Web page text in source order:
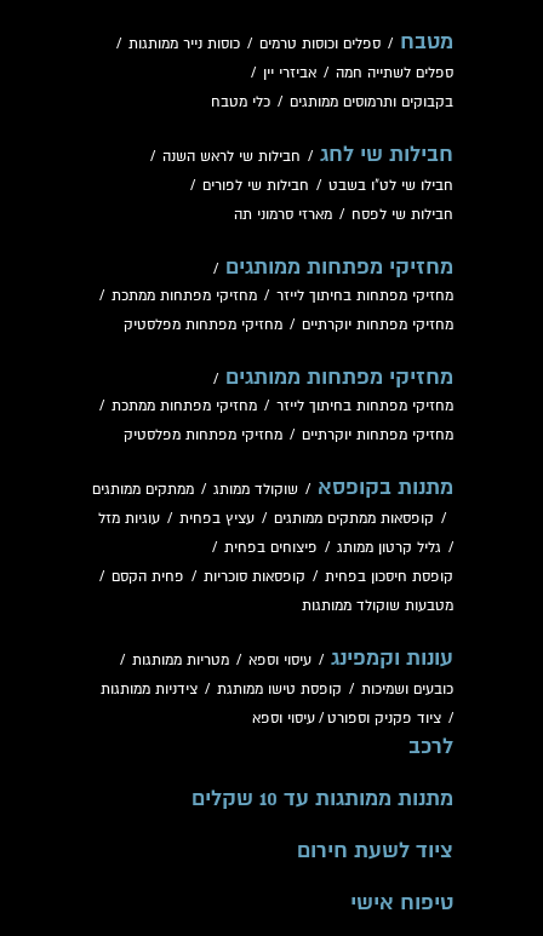
מטבח / ספלים וכוסות טרמים / כוסות נייר ממותגות /
ספלים לשתייה חמה / אביזרי יין /
בקבוקים ותרמוסים ממותגים / כלי מטבח
חבילות שי לחג / חבילות שי לראש השנה /
חבילו שי לט"ו בשבט / חבילות שי לפורים /
חבילות שי לפסח / מארזי סרמוני תה
מחזיקי מפתחות ממותגים /
מחזיקי מפתחות בחיתוך לייזר / מחזיקי מפתחות ממתכת /
מחזיקי מפתחות יוקרתיים / מחזיקי מפתחות מפלסטיק
מחזיקי מפתחות ממותגים /
מחזיקי מפתחות בחיתוך לייזר / מחזיקי מפתחות ממתכת /
מחזיקי מפתחות יוקרתיים / מחזיקי מפתחות מפלסטיק
מתנות בקופסא / שוקולד ממותג / ממתקים ממותגים
/ קופסאות ממתקים ממותגים / עציץ בפחית / עוגיות מזל
/ גליל קרטון ממותג / פיצוחים בפחית /
קופסת חיסכון בפחית / קופסאות סוכריות / פחית הקסם /
מטבעות שוקולד ממותגות
עונות וקמפינג / עיסוי וספא / מטריות ממותגות /
כובעים ושמיכות / קופסת טישו ממותגת / צידניות ממותגות
/ ציוד פקניק וספורט / עיסוי וספא
לרכב
מתנות ממותגות עד 10 שקלים
ציוד לשעת חירום
טיפוח אישי